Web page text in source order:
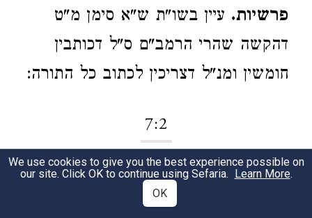
פרשיות. עיין בשו"ת ש"א סימן מ"ט
דהקשה שהרי הרמב"ם ס"ל דכותבין
חומשין ומנ"ל דצריכין לכתוב כל התורה:
7:2
ומגיהין אותו מספר העזרה.כתב הכ"מ
ובפ"ג מהל' מלכים הלכה
We use cookies to give you the best experience possible on
our site. Click OK to continue using Sefaria. Learn More.
OK